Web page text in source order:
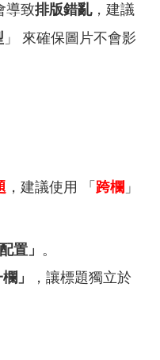
導致排版錯亂，建議
」 來確保圖片不會影
，建議使用 「 跨欄 」
置」 。
欄」
，讓標題獨立於